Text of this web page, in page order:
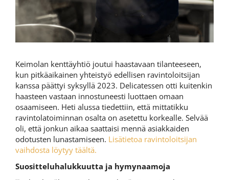
Keimolan kenttäyhtiö joutui haastavaan tilanteeseen,
kun pitkäaikainen yhteistyö edellisen ravintoloitsijan
kanssa päättyi syksyllä 2023. Delicatessen otti kuitenkin
haasteen vastaan innostuneesti luottaen omaan
osaamiseen. Heti alussa tiedettiin, että mittatikku
ravintolatoiminnan osalta on asetettu korkealle. Selvää
oli, että jonkun aikaa saattaisi mennä asiakkaiden
odotusten lunastamiseen. Lisätietoa ravintoloitsijan
vaihdosta löytyy täältä.
Suositteluhalukkuutta ja hymynaamoja